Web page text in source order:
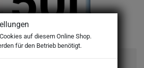
Pilsner 50l
auf diesem Online Shop.
für den Betrieb benötigt.